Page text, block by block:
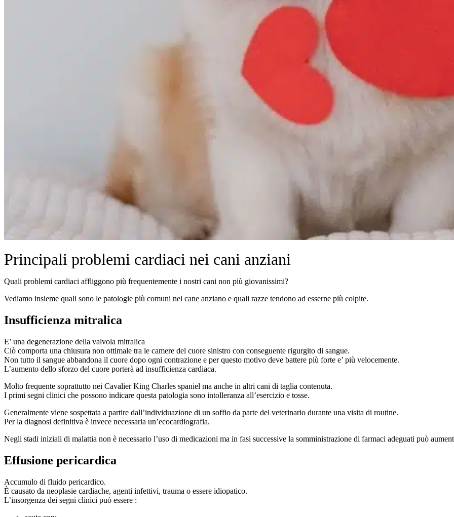
Principali problemi cardiaci nei cani anziani
Quali problemi cardiaci affliggono più frequentemente i nostri cani non più giovanissimi?
Vediamo insieme quali sono le patologie più comuni nel cane anziano e quali razze tendono ad esserne più colpite.
Insufficienza mitralica
E’ una degenerazione della valvola mitralica
Ciò comporta una chiusura non ottimale tra le camere del cuore sinistro con conseguente rigurgito di sangue.
Non tutto il sangue abbandona il cuore dopo ogni contrazione e per questo motivo deve battere più forte e’ più velocemente.
L’aumento dello sforzo del cuore porterà ad insufficienza cardiaca.
Molto frequente soprattutto nei Cavalier King Charles spaniel ma anche in altri cani di taglia contenuta.
I primi segni clinici che possono indicare questa patologia sono intolleranza all’esercizio e tosse.
Generalmente viene sospettata a partire dall’individuazione di un soffio da parte del veterinario durante una visita di routine.
Per la diagnosi definitiva è invece necessaria un’ecocardiografia.
Negli stadi iniziali di malattia non è necessario l’uso di medicazioni ma in fasi successive la somministrazione di farmaci adeguati può
Effusione pericardica
Accumulo di fluido pericardico.
È causato da neoplasie cardiache, agenti infettivi, trauma o essere idiopatico.
L’insorgenza dei segni clinici può essere :